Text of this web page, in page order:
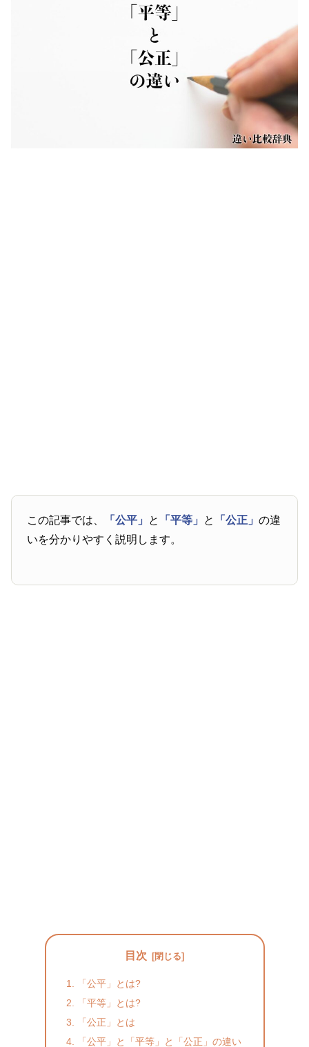
この記事では、 「公平」 と 「平等」 と 「公正」の違
いを分かりやすく説明します。
目次
「公平」とは?
「平等」とは?
「公正」とは
「公平」と「平等」と「公正」の違い